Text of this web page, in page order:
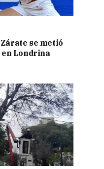
se metió
Londrina